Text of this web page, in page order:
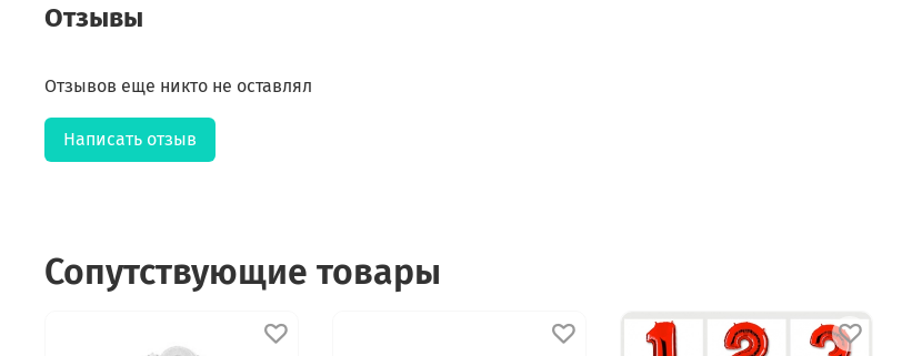
Отзывы
Отзывов еще никто не оставлял
Написать отзыв
Сопутствующие товары